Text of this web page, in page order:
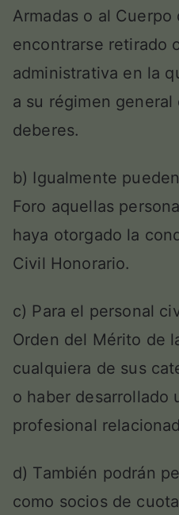
Armadas o al
encontrarse retirado
administrativa en la
a su régimen
deberes.
b) Igualmente
Foro aquellas
haya otorgado la
Civil Honorario.
c) Para el personal
Orden del Mérito de
cualquiera de sus
o haber desarrollado
profesional
d) También podrán
como socios de